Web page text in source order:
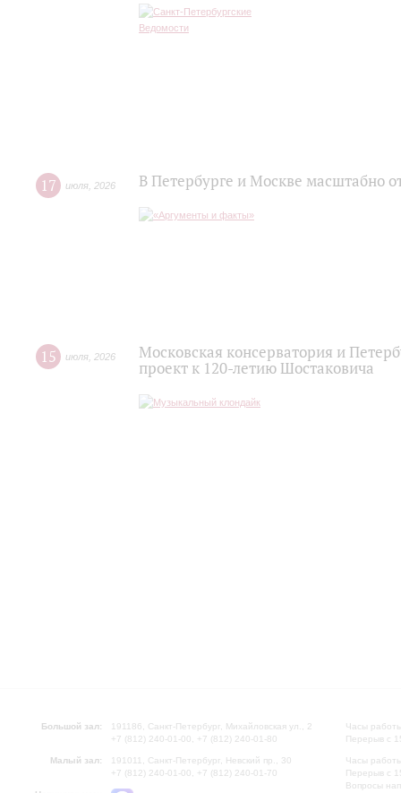
17 июля 2026 В Петербурге и Москве масштабно
15 июля 2026
Московская консерватория и
проект к 120-летию Шостаковича
Большой зал:
191186, Санкт-Петербург, Михайловская ул., 2
+7 (812) 240-01-00, +7 (812) 240-01-80
Малый зал:
191011, Санкт-Петербург, Невский пр., 30
+7 (812) 240-01-00, +7 (812) 240-01-70
Часы
Перерыв с
Часы
Перерыв с
Вопросы